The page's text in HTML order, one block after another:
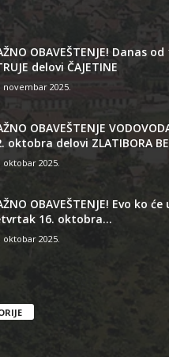
OBAVEŠTENJE! Danas od
delovi ČAJETINE
novembar 2025.
OBAVEŠTENJE
oktobra delovi ZLATIBORA
oktobar 2025.
OBAVEŠTENJE! Evo ko će
16. oktobra...
oktobar 2025.